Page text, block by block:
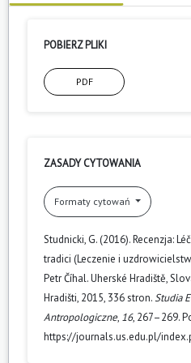
POBIERZ PLIKI
PDF
ZASADY CYTOWANIA
Formaty cytowań
Studnicki, G. (2016). Recenzja:
tradici (Leczenie i
Petr Číhal. Uherské Hradiště,
Hradišti, 2015, 336 stron.Studia
Antropologiczne, 16, 267–269.
https://journals.us.edu.pl/